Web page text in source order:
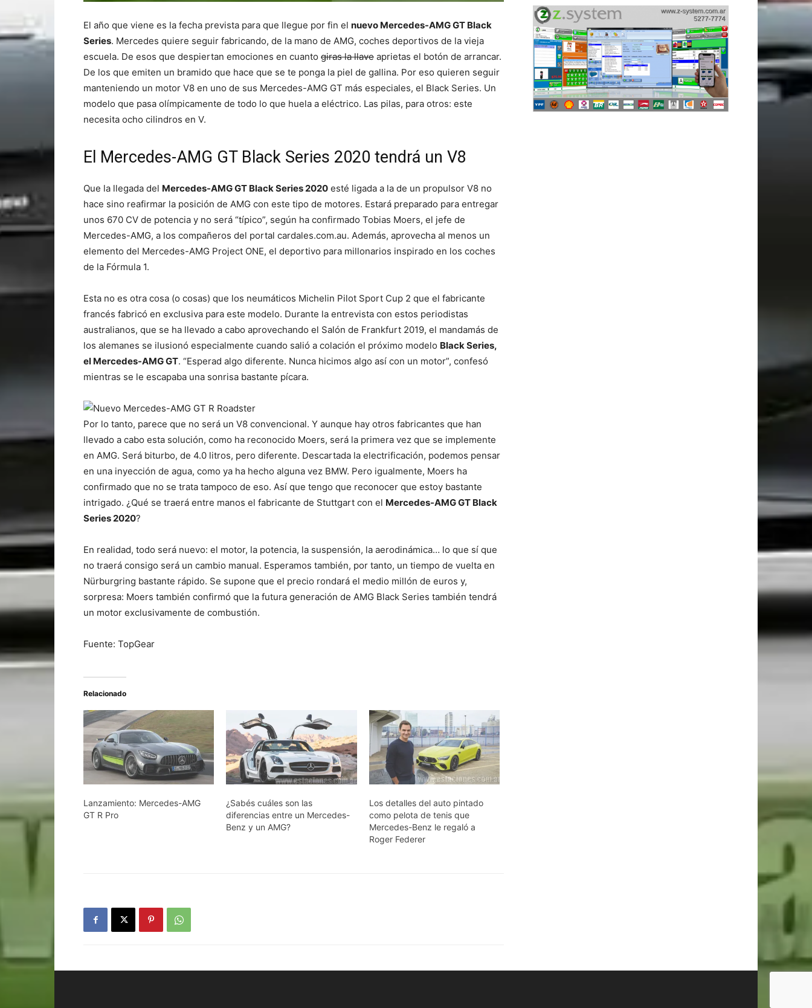
El año que viene es la fecha prevista para que llegue por fin el nuevo Mercedes-AMG GT Black
Series. Mercedes quiere seguir fabricando, de la mano de AMG, coches deportivos de la vieja
escuela. De esos que despiertan emociones en cuanto giras la llave aprietas el botón de arrancar.
De los que emiten un bramido que hace que se te ponga la piel de gallina. Por eso quieren seguir
manteniendo un motor V8 en uno de sus Mercedes-AMG GT más especiales, el Black Series. Un
modelo que pasa olímpicamente de todo lo que huela a eléctrico. Las pilas, para otros: este
necesita ocho cilindros en V.
El Mercedes-AMG GT Black Series 2020 tendrá un V8
Que la llegada del Mercedes-AMG GT Black Series 2020 esté ligada a la de un propulsor V8 no
hace sino reafirmar la posición de AMG con este tipo de motores. Estará preparado para entregar
unos 670 CV de potencia y no será “típico”, según ha confirmado Tobias Moers, el jefe de
Mercedes-AMG, a los compañeros del portal cardales.com.au. Además, aprovecha al menos un
elemento del Mercedes-AMG Project ONE, el deportivo para millonarios inspirado en los coches
de la Fórmula 1.
Esta no es otra cosa (o cosas) que los neumáticos Michelin Pilot Sport Cup 2 que el fabricante
francés fabricó en exclusiva para este modelo. Durante la entrevista con estos periodistas
australianos, que se ha llevado a cabo aprovechando el Salón de Frankfurt 2019, el mandamás de
los alemanes se ilusionó especialmente cuando salió a colación el próximo modelo Black Series,
el Mercedes-AMG GT. “Esperad algo diferente. Nunca hicimos algo así con un motor”, confesó
mientras se le escapaba una sonrisa bastante pícara.
Por lo tanto, parece que no será un V8 convencional. Y aunque hay otros fabricantes que han
llevado a cabo esta solución, como ha reconocido Moers, será la primera vez que se implemente
en AMG. Será biturbo, de 4.0 litros, pero diferente. Descartada la electrificación, podemos pensar
en una inyección de agua, como ya ha hecho alguna vez BMW. Pero igualmente, Moers ha
confirmado que no se trata tampoco de eso. Así que tengo que reconocer que estoy bastante
intrigado. ¿Qué se traerá entre manos el fabricante de Stuttgart con el Mercedes-AMG GT Black
Series 2020?
En realidad, todo será nuevo: el motor, la potencia, la suspensión, la aerodinámica… lo que sí que
no traerá consigo será un cambio manual. Esperamos también, por tanto, un tiempo de vuelta en
Nürburgring bastante rápido. Se supone que el precio rondará el medio millón de euros y,
sorpresa: Moers también confirmó que la futura generación de AMG Black Series también tendrá
un motor exclusivamente de combustión.
Fuente: TopGear
Relacionado
Lanzamiento: Mercedes-AMG
GT R Pro
¿Sabés cuáles son las
diferencias entre un Mercedes-
Benz y un AMG?
Los detalles del auto pintado
como pelota de tenis que
Mercedes-Benz le regaló a
Roger Federer